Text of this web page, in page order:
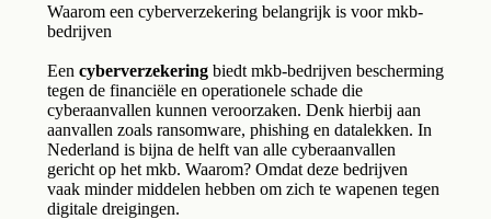
Waarom een cyberverzekering belangrijk is voor mkb-
bedrijven
Een cyberverzekering biedt mkb-bedrijven bescherming
tegen de financiële en operationele schade die
cyberaanvallen kunnen veroorzaken. Denk hierbij aan
aanvallen zoals ransomware, phishing en datalekken. In
Nederland is bijna de helft van alle cyberaanvallen
gericht op het mkb. Waarom? Omdat deze bedrijven
vaak minder middelen hebben om zich te wapenen tegen
digitale dreigingen.